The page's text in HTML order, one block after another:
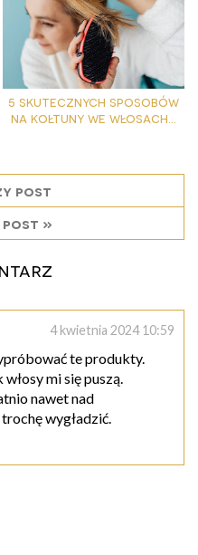
5 skutecznych sposobów
na kołtuny we włosach...
post
»
4 kwietnia 2024 10:59
te produkty.
mi się puszą.
nawet nad
wygładzić.